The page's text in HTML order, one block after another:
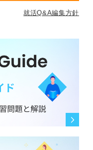
就活Q&A編集方針